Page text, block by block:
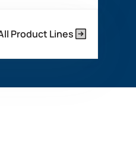
pour des
et d'autres bois
Product Lines